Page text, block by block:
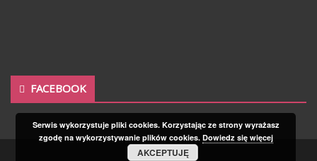
FACEBOOK
Serwis wykorzystuje pliki cookies. Korzystając ze strony wyrażasz
zgodę na wykorzystywanie plików cookies. Dowiedz się więcej
AKCEPTUJĘ